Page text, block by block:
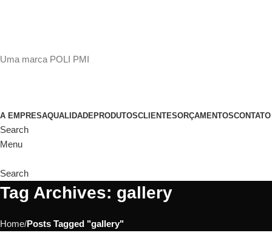
Uma marca POLI PMI
A EMPRESAQUALIDADEPRODUTOSCLIENTESORÇAMENTOSCONTATO
Search
Menu
Search
Tag Archives: gallery
Home Posts Tagged "gallery"